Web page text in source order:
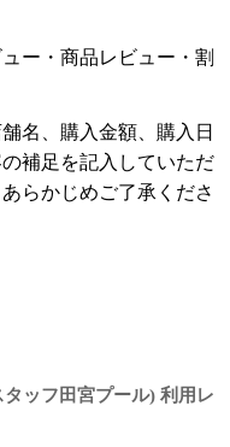
ー・商品レビュー・割
名、購入金額、購入日
補足を記入していただ
らかじめご了承くださ
ッフ田宮プール) 利用レ